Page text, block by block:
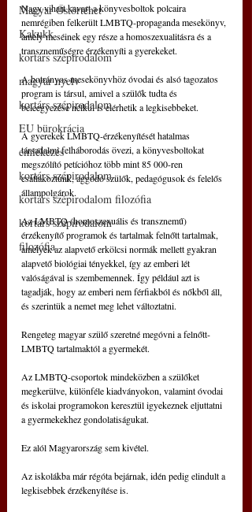
Magyar Őstörténet
Kakukk
kortárs szépirodalom
magyar nyelv
kortárs szépirodalom
EU bürokrácia
emlékezés
kortárs szépirodalom
kortárs szépirodalom filozófia
kortárs szépirodalom
filozófia
Nagy vihart kavart a könyvesboltok polcaira
nemrégiben felkerült LMBTQ-propaganda mesekönyv,
amely meséinek egy része a homoszexualitásra és a
transzneműségre érzékenyíti a gyerekeket.
A botrányos mesekönyvhöz óvodai és alsó tagozatos
program is társul, amivel a szülők tudta és
beleegyezése nélkül is elérhetik a legkisebbeket.
A gyerekek LMBTQ-érzékenyítését hatalmas
társadalmi felháborodás övezi, a könyvesboltokat
megszólító petícióhoz több mint 85 000-ren
csatlakoztunk, aggódó szülők, pedagógusok és felelős
állampolgárok.
Az LMBTQ (homoszexuális és transznemű)
érzékenyítő programok és tartalmak felnőtt tartalmak,
amelyek az alapvető erkölcsi normák mellett gyakran
alapvető biológiai tényekkel, így az emberi lét
valóságával is szembemennek. Így például azt is
tagadják, hogy az emberi nem férfiakból és nőkből áll,
és szerintük a nemet meg lehet változtatni.
Rengeteg magyar szülő szeretné megóvni a felnőtt-
LMBTQ tartalmaktól a gyermekét.
Az LMBTQ-csoportok mindeközben a szülőket
megkerülve, különféle kiadványokon, valamint óvodai
és iskolai programokon keresztül igyekeznek eljuttatni
a gyermekekhez gondolatiságukat.
Ez alól Magyarország sem kivétel.
Az iskolákba már régóta bejárnak, idén pedig elindult a
legkisebbek érzékenyítése is.